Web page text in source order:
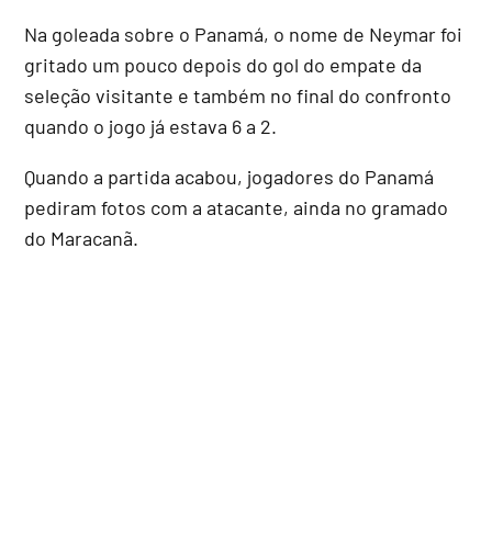
Na goleada sobre o Panamá, o nome de Neymar foi
gritado um pouco depois do gol do empate da
seleção visitante e também no final do confronto
quando o jogo já estava 6 a 2.
Quando a partida acabou, jogadores do Panamá
pediram fotos com a atacante, ainda no gramado
do Maracanã.